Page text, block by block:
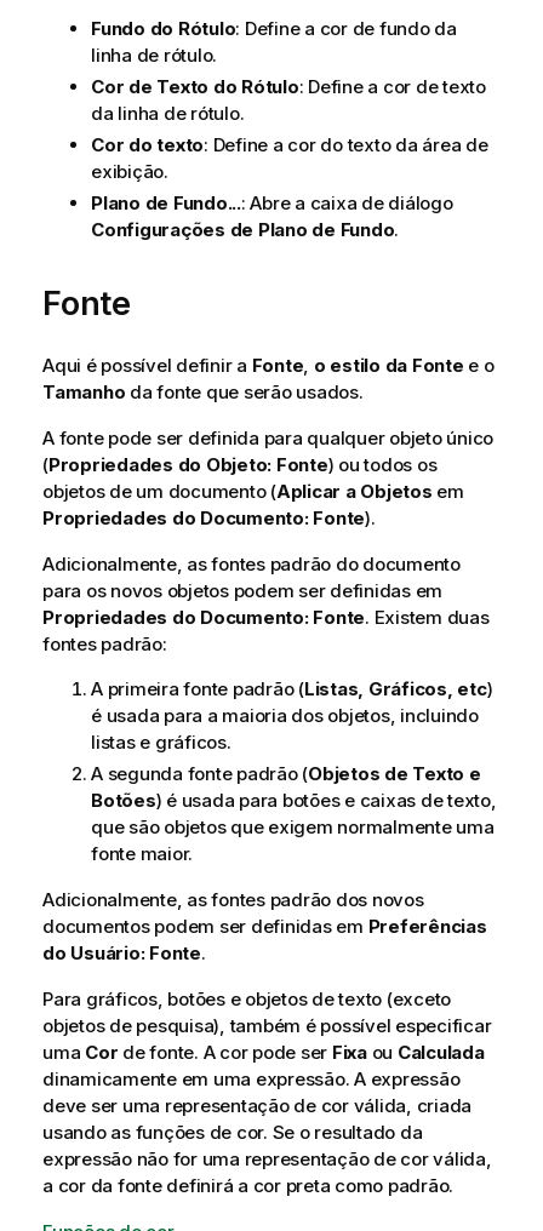
Fundo do Rótulo: Define a cor de fundo da
linha de rótulo.
Cor de Texto do Rótulo: Define a cor de texto
da linha de rótulo.
Cor do texto: Define a cor do texto da área de
exibição.
Plano de Fundo...: Abre a caixa de diálogo
Configurações de Plano de Fundo.
Fonte
Aqui é possível definir a Fonte o estilo da Fonte e o
Tamanho da fonte que serão usados.
A fonte pode ser definida para qualquer objeto único
(Propriedades do Objeto: Fonte) ou todos os
objetos de um documento (Aplicar a Objetos em
Propriedades do Documento: Fonte).
Adicionalmente, as fontes padrão do documento
para os novos objetos podem ser definidas em
Propriedades do Documento: Fonte. Existem duas
fontes padrão:
A primeira fonte padrão (Listas, Gráficos, etc)
é usada para a maioria dos objetos, incluindo
listas e gráficos.
A segunda fonte padrão (Objetos de Texto e
Botões) é usada para botões e caixas de texto,
que são objetos que exigem normalmente uma
fonte maior.
Adicionalmente, as fontes padrão dos novos
documentos podem ser definidas em Preferências
do Usuário: Fonte.
Para gráficos, botões e objetos de texto (exceto
objetos de pesquisa), também é possível especificar
uma Cor de fonte. A cor pode ser Fixaou Calculada
dinamicamente em uma expressão. A expressão
deve ser uma representação de cor válida, criada
usando as funções de cor. Se o resultado da
expressão não for uma representação de cor válida,
a cor da fonte definirá a cor preta como padrão.